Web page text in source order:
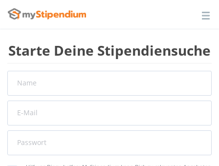
Starte Deine Stipendiensuche
Name
E-Mail
Passwort